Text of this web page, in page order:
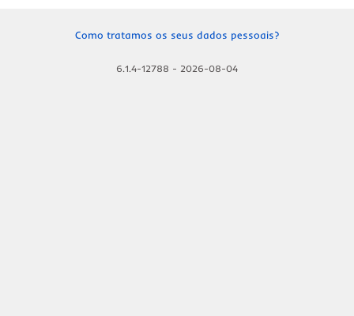
Como tratamos os seus dados pessoais?
6.1.4-12788 - 2026-08-04